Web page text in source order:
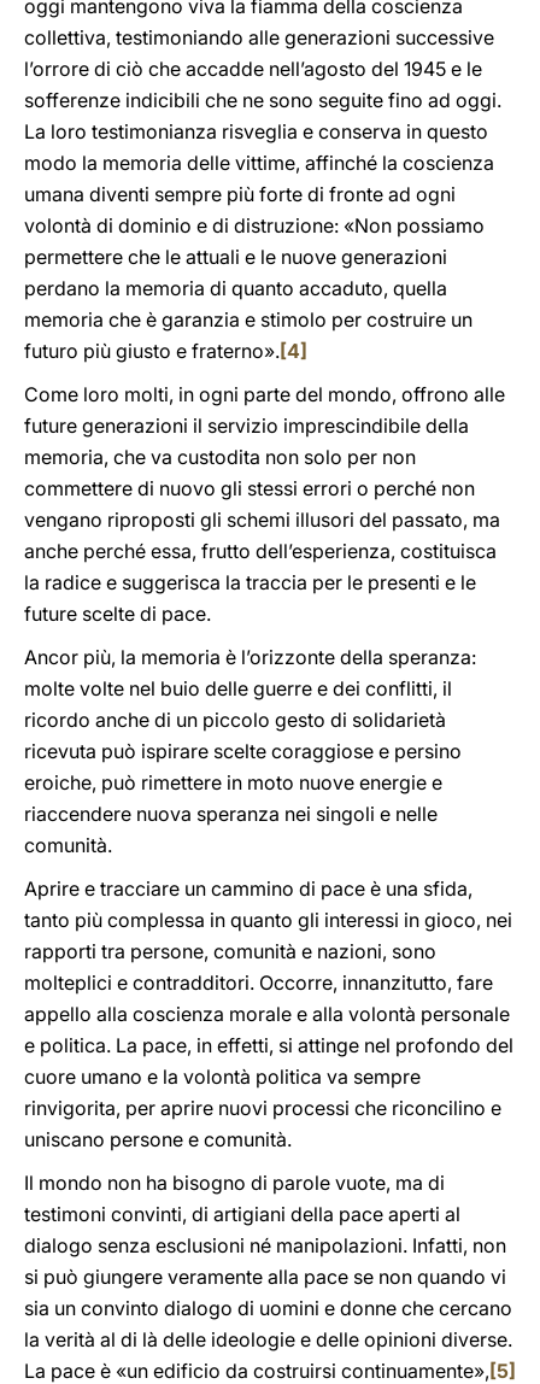
oggi mantengono viva la fiamma della coscienza
collettiva, testimoniando alle generazioni successive
l’orrore di ciò che accadde nell’agosto del 1945 e le
sofferenze indicibili che ne sono seguite fino ad oggi.
La loro testimonianza risveglia e conserva in questo
modo la memoria delle vittime, affinché la coscienza
umana diventi sempre più forte di fronte ad ogni
volontà di dominio e di distruzione: «Non possiamo
permettere che le attuali e le nuove generazioni
perdano la memoria di quanto accaduto, quella
memoria che è garanzia e stimolo per costruire un
futuro più giusto e fraterno».[4]
Come loro molti, in ogni parte del mondo, offrono alle
future generazioni il servizio imprescindibile della
memoria, che va custodita non solo per non
commettere di nuovo gli stessi errori o perché non
vengano riproposti gli schemi illusori del passato, ma
anche perché essa, frutto dell’esperienza, costituisca
la radice e suggerisca la traccia per le presenti e le
future scelte di pace.
Ancor più, la memoria è l’orizzonte della speranza:
molte volte nel buio delle guerre e dei conflitti, il
ricordo anche di un piccolo gesto di solidarietà
ricevuta può ispirare scelte coraggiose e persino
eroiche, può rimettere in moto nuove energie e
riaccendere nuova speranza nei singoli e nelle
comunità.
Aprire e tracciare un cammino di pace è una sfida,
tanto più complessa in quanto gli interessi in gioco, nei
rapporti tra persone, comunità e nazioni, sono
molteplici e contradditori. Occorre, innanzitutto, fare
appello alla coscienza morale e alla volontà personale
e politica. La pace, in effetti, si attinge nel profondo del
cuore umano e la volontà politica va sempre
rinvigorita, per aprire nuovi processi che riconcilino e
uniscano persone e comunità.
Il mondo non ha bisogno di parole vuote, ma di
testimoni convinti, di artigiani della pace aperti al
dialogo senza esclusioni né manipolazioni. Infatti, non
si può giungere veramente alla pace se non quando vi
sia un convinto dialogo di uomini e donne che cercano
la verità al di là delle ideologie e delle opinioni diverse.
La pace è «un edificio da costruirsi continuamente», [5]